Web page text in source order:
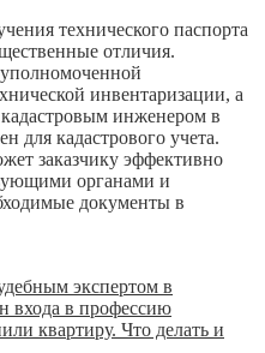
технического паспорта
отличия.
инвентаризации, а
кадастровым инженером в
для кадастрового учета.
заказчику эффективно
органами и
документы в
экспертом в
входа в профессию
квартиру. Что делать и